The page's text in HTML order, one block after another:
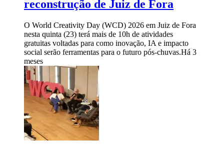
reconstrução de Juiz de Fora
O World Creativity Day (WCD) 2026 em Juiz de Fora
nesta quinta (23) terá mais de 10h de atividades
gratuitas voltadas para como inovação, IA e impacto
social serão ferramentas para o futuro pós-chuvas.Há 3
meses